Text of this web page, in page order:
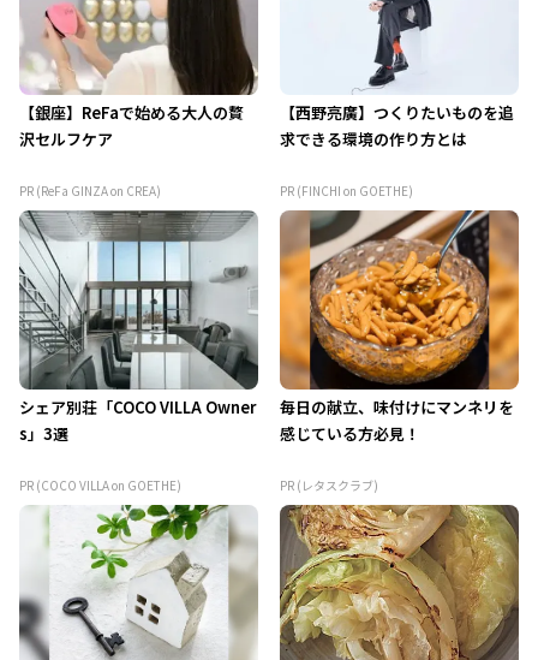
【銀座】ReFaで始める大人の贅
沢セルフケア
PR (ReFa GINZA on CREA)
【西野亮廣】つくりたいものを追
求できる環境の作り方とは
PR (FINCHI on GOETHE)
シェア別荘「COCO VILLA Owner
s」3選
PR (COCO VILLA on GOETHE)
毎日の献立、味付けにマンネリを
感じている方必見！
PR (レタスクラブ)